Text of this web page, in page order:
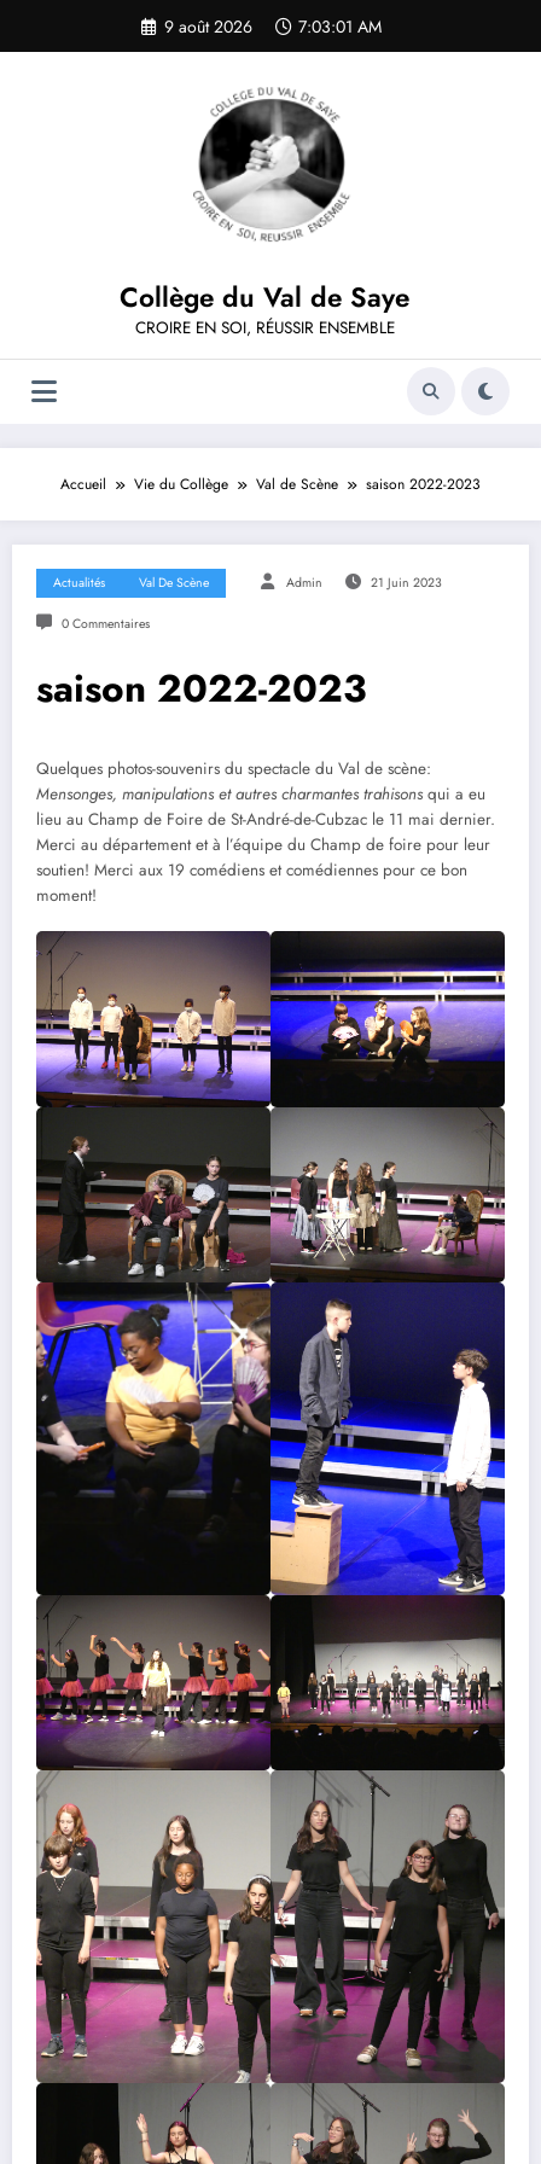
contenu
9 août 2026 7:03:02 AM
Collège du Val de Saye
CROIRE EN SOI, RÉUSSIR ENSEMBLE
Accueil Vie du Collège Val de Scène saison 2022-2023
Actualités Val De Scène Admin 21 Juin 2023
0 Commentaires
saison 2022-2023
Quelques photos-souvenirs du spectacle du Val de scène:
Mensonges, manipulations et autres charmantes trahisons qui a eu
lieu au Champ de Foire de St-André-de-Cubzac le 11 mai dernier.
Merci au département et à l’équipe du Champ de foire pour leur
soutien! Merci aux 19 comédiens et comédiennes pour ce bon
moment!